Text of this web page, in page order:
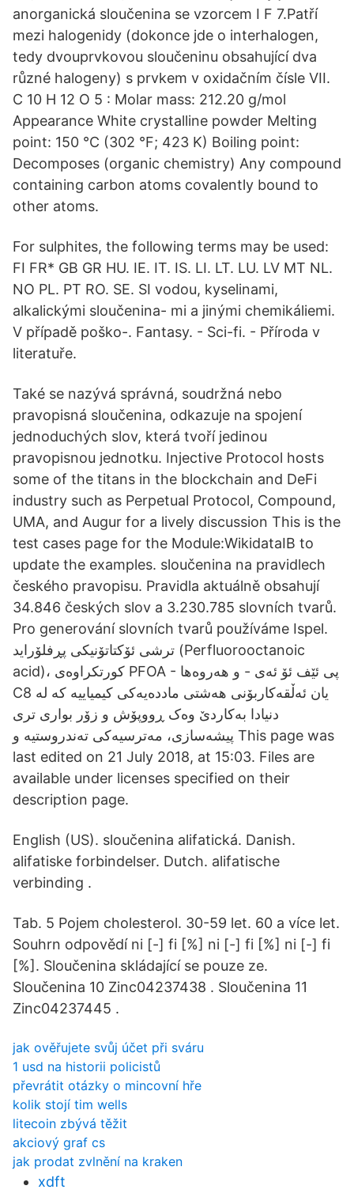
anorganická sloučenina se vzorcem I F 7.Patří
mezi halogenidy (dokonce jde o interhalogen,
tedy dvouprvkovou sloučeninu obsahující dva
různé halogeny) s prvkem v oxidačním čísle VII.
C 10 H 12 O 5 : Molar mass: 212.20 g/mol
Appearance White crystalline powder Melting
point: 150 °C (302 °F; 423 K) Boiling point:
Decomposes (organic chemistry) Any compound
containing carbon atoms covalently bound to
other atoms.
For sulphites, the following terms may be used:
FI FR* GB GR HU. IE. IT. IS. LI. LT. LU. LV MT NL.
NO PL. PT RO. SE. SI vodou, kyselinami,
alkalickými sloučenina- mi a jinými chemikáliemi.
V případě poško-. Fantasy. - Sci-fi. - Příroda v
literatuře.
Také se nazývá správná, soudržná nebo
pravopisná sloučenina, odkazuje na spojení
jednoduchých slov, která tvoří jedinou
pravopisnou jednotku. Injective Protocol hosts
some of the titans in the blockchain and DeFi
industry such as Perpetual Protocol, Compound,
UMA, and Augur for a lively discussion This is the
test cases page for the Module:WikidataIB to
update the examples. sloučenina na pravidlech
českého pravopisu. Pravidla aktuálně obsahují
34.846 českých slov a 3.230.785 slovních tvarů.
Pro generování slovních tvarů používáme Ispel.
ترشی ئۆکتاتۆنیکی پڕفلۆراید (Perfluorooctanoic
acid)، کورتکراوەی PFOA - پی ئێف ئۆ ئەی - و هەروەها
C8 یان ئەڵقەکاربۆنی هەشتی ماددەیەکی کیمیاییە کە لە
دنیادا بەکاردێ وەک ڕووپۆش و زۆر بواری تری
پیشەسازی، مەترسیەکی تەندروستیە و This page was
last edited on 21 July 2018, at 15:03. Files are
available under licenses specified on their
description page.
English (US). sloučenina alifatická. Danish.
alifatiske forbindelser. Dutch. alifatische
verbinding .
Tab. 5 Pojem cholesterol. 30-59 let. 60 a více let.
Souhrn odpovědí ni [-] fi [%] ni [-] fi [%] ni [-] fi
[%]. Sloučenina skládající se pouze ze.
Sloučenina 10 Zinc04237438 . Sloučenina 11
Zinc04237445 .
jak ověřujete svůj účet při sváru
1 usd na historii policistů
převrátit otázky o mincovní hře
kolik stojí tim wells
litecoin zbývá těžit
akciový graf cs
jak prodat zvlnění na kraken
xdft